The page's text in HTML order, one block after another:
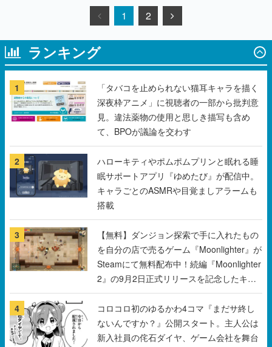
1 2
ランキング
1
「タバコを止められない猫耳キャラを描く
深夜枠アニメ」に視聴者の一部から批判意
見。違法薬物の使用と思しき描写も含め
て、BPOが議論を交わす
2
ハローキティやポムポムプリンと眠れる睡
眠サポートアプリ『ゆめたび』が配信中。
キャラごとのASMRや目覚ましアラームも
搭載
3
【無料】ダンジョン探索で手に入れたもの
を自分の店で売るゲーム『Moonlighter』が
Steamにて無料配布中！続編『Moonlighter
2』の9月2日正式リリースを記念したキャ
ンペーン
4
コロコロ初のゆるかわ4コマ『まだサ終し
ないんですか？』公開スタート。主人公は
新入社員の侘石ダイヤ、ゲーム会社を舞台